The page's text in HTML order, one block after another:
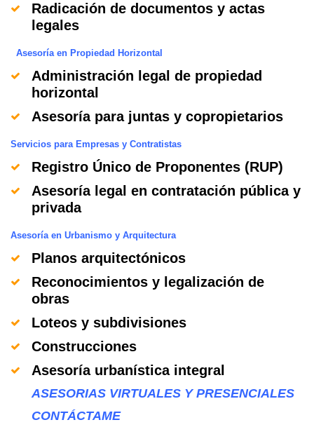
Radicación de documentos y actas
legales
Asesoría en Propiedad Horizontal
Administración legal de propiedad
horizontal
Asesoría para juntas y copropietarios
Servicios para Empresas y Contratistas
Registro Único de Proponentes (RUP)
Asesoría legal en contratación pública y
privada
Asesoría en Urbanismo y Arquitectura
Planos arquitectónicos
Reconocimientos y legalización de
obras
Loteos y subdivisiones
Construcciones
Asesoría urbanística integral
ASESORIAS VIRTUALES Y PRESENCIALES
CONTÁCTAME